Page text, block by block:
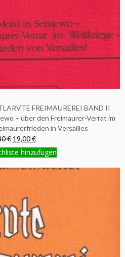
FREIMAUREREI BAND II
– über den Freimaurer-Verrat im
in Versailles
€ 19,00 €
hinzufügen